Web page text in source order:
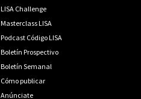
LISA Challenge
Masterclass LISA
Podcast Código LISA
Boletín Prospectivo
Boletín Semanal
Cómo publicar
Anúnciate